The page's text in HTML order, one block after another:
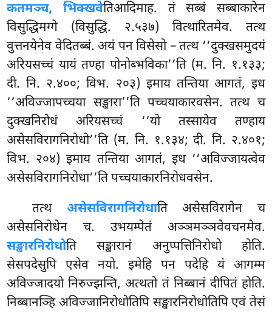
कतमञ्च, भिक्खवेतिआदिमाह. तं सब्बं सब्बाकारेन
विसुद्धिमग्गे (विसुद्धि. २.५३७) वित्थारितमेव. तत्थ
वुत्तनयेनेव वेदितब्बं. अयं पन विसेसो – तत्थ ‘‘दुक्खसमुदयं
अरियसच्चं यायं तण्हा पोनोब्भविका’’ति (म. नि. १.१३३;
दी. नि. २.४००; विभ. २०३) इमाय तन्तिया आगतं, इध
‘‘अविज्जापच्चया सङ्खारा’’ति पच्चयाकारवसेन. तत्थ च
दुक्खनिरोधं अरियसच्चं ‘‘यो तस्सायेव तण्हाय
असेसविरागनिरोधो’’ति (म. नि. १.१३४; दी. नि. २.४०१;
विभ. २०४) इमाय तन्तिया आगतं, इध ‘‘अविज्जायत्वेव
असेसविरागनिरोधा’’ति पच्चयाकारनिरोधवसेन.
तत्थ असेसविरागनिरोधाति असेसविरागेन च
असेसनिरोधेन च. उभयम्पेतं अञ्ञमञ्ञवेवचनमेव.
सङ्खारनिरोधोति सङ्खारानं अनुप्पत्तिनिरोधो होति.
सेसपदेसुपि एसेव नयो. इमेहि पन पदेहि यं आगम्म
अविज्जादयो निरुज्झन्ति, अत्थतो तं निब्बानं दीपितं होति.
निब्बानञ्हि अविज्जानिरोधोतिपि सङ्खारनिरोधोतिपि एवं तेसं